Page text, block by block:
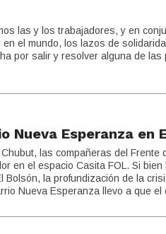
las y los trabajadores, y en
el mundo, los lazos de
por salir y resolver alguna de
Nueva Esperanza en
las compañeras del Frente
en el espacio Casita FOL. Si
la profundización de la
Nueva Esperanza llevo a que